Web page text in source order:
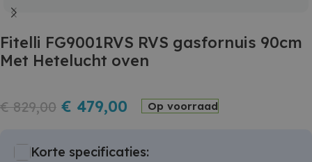
Fitelli FG9001RVS RVS gasfornuis 90cm
Met Hetelucht oven
€829,00 € 479,00 Op voorraad
Korte specificaties: